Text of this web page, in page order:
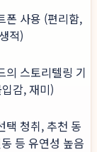
폰 사용 (편리함,
적)
의 스토리텔링 기
감, 재미)
택 청취, 추천 동
등 유연성 높음